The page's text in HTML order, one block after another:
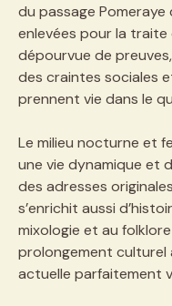
du passage Pomeraye
enlevées pour la traite
dépourvue de
des craintes sociales
prennent vie dans le
Le milieu nocturne et
une vie dynamique et
des adresses
s’enrichit aussi
mixologie et au
prolongement culturel
actuelle parfaitement